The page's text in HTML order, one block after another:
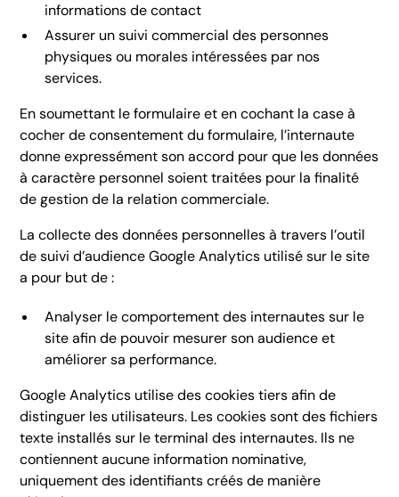
informations de contact
Assurer un suivi commercial des personnes
physiques ou morales intéressées par nos
services.
En soumettant le formulaire et en cochant la case à
cocher de consentement du formulaire, l’internaute
donne expressément son accord pour que les données
à caractère personnel soient traitées pour la finalité
de gestion de la relation commerciale.
La collecte des données personnelles à travers l’outil
de suivi d’audience Google Analytics utilisé sur le site
a pour but de :
Analyser le comportement des internautes sur le
site afin de pouvoir mesurer son audience et
améliorer sa performance.
Google Analytics utilise des cookies tiers afin de
distinguer les utilisateurs. Les cookies sont des fichiers
texte installés sur le terminal des internautes. Ils ne
contiennent aucune information nominative,
uniquement des identifiants créés de manière